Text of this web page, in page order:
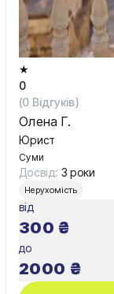
★
0
(0 Відгуків)
Олена Г.
Юрист
Суми
Досвід: 3 роки
Нерухомість
від
300 ₴
до
2000 ₴